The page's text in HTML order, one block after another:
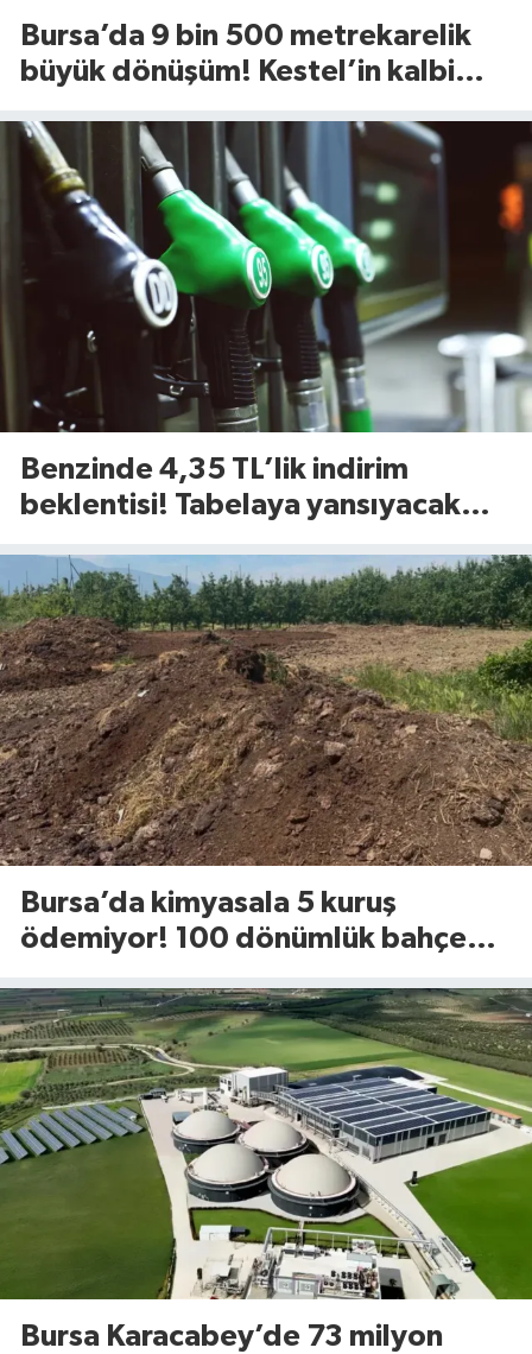
Bursa’da 9 bin 500 metrekarelik
büyük dönüşüm! Kestel’in kalbi
Benzinde 4,35 TL’lik indirim
beklentisi! Tabelaya yansıyacak
Bursa’da kimyasala 5 kuruş
ödemiyor! 100 dönümlük bahçede
Bursa Karacabey’de 73 milyon